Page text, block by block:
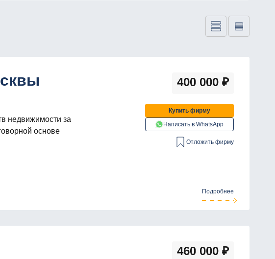
400 000 ₽
недвижимости за
основе
Купить фирму
Написать в WhatsApp
Отложить фирму
Подробнее
460 000 ₽